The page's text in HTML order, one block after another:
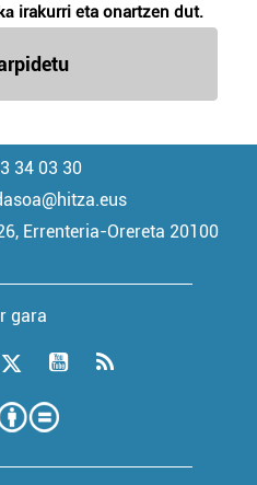
irakurri eta onartzen dut.
34 03 30
Errenteria-Orereta 20100
gara